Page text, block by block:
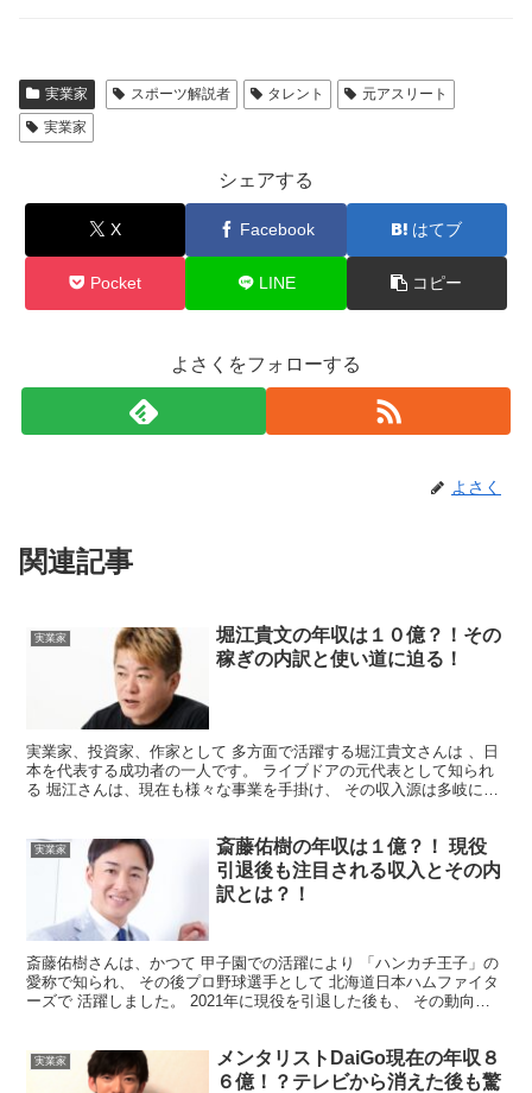
実業家 スポーツ解説者 タレント
元アスリート
実業家
シェアする
X Facebook はてブ
Pocket LINE コピー
よさくをフォローする
よさく
関連記事
実業家
堀江貴文の年収は１０億？！その
稼ぎの内訳と使い道に迫る！
実業家、投資家、作家として 多方面で活躍する堀江貴文さんは 、日
本を代表する成功者の一人です。 ライブドアの元代表として知られ
る 堀江さんは、現在も様々な事業を手掛け、 その収入源は多岐にわ
実業家
斎藤佑樹の年収は１億？！ 現役
引退後も注目される収入とその内
訳とは？！
斎藤佑樹さんは、かつて 甲子園での活躍により 「ハンカチ王子」の
愛称で知られ、 その後プロ野球選手として 北海道日本ハムファイタ
ーズで 活躍しました。 2021年に現役を引退した後も、 その動向や
実業家
メンタリストDaiGo現在の年収８
６億！？テレビから消えた後も驚